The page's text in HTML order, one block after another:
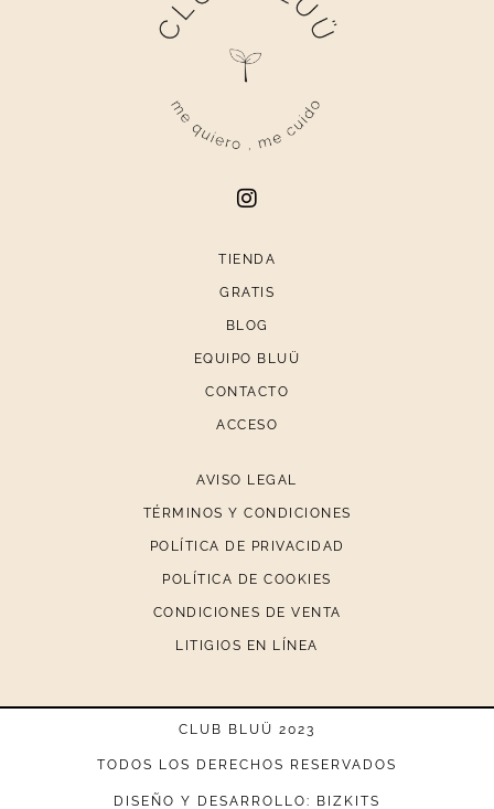
TIENDA
GRATIS
BLOG
EQUIPO BLUÜ
CONTACTO
ACCESO
AVISO LEGAL
TÉRMINOS Y CONDICIONES
POLÍTICA DE PRIVACIDAD
POLÍTICA DE COOKIES
CONDICIONES DE VENTA
LITIGIOS EN LÍNEA
CLUB BLUÜ 2023
TODOS LOS DERECHOS RESERVADOS
DISEÑO Y DESARROLLO: BIZKITS